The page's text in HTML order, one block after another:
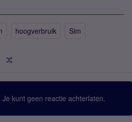
hoogverbruik Sim
kunt geen reactie achterlaten.